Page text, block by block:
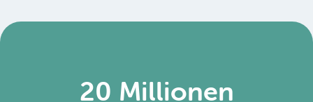
20 Millionen